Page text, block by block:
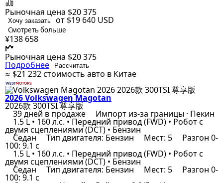
Рыночная цена $20 375
Хочу заказать от $19 640 USD
Смотреть больше
¥138 658
Рыночная цена $20 375
Подробнее Рассчитать
≈ $21 232стоимость авто в Китае
2026 Volkswagen Magotan
2026款 300TSI 尊享版
39 дней в продаже Импорт из-за границы · Пекин
1.5 L • 160 л.с. • Передний привод (FWD) • Робот с
двумя сцеплениями (DCT) • Бензин
Седан Тип двигателя: Бензин Мест: 5 Разгон 0-
100: 9.1 с
1.5 L • 160 л.с. • Передний привод (FWD) • Робот с
двумя сцеплениями (DCT) • Бензин
Седан Тип двигателя: Бензин Мест: 5 Разгон 0-
100: 9.1 с